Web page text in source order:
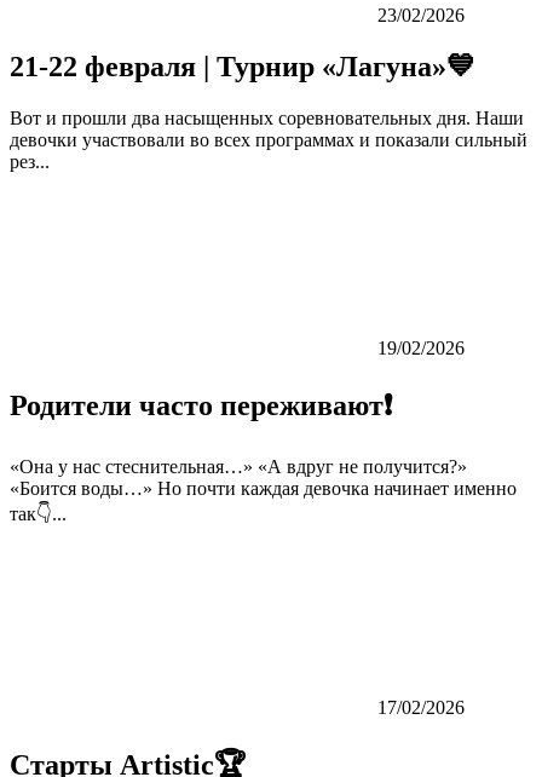
23/02/2026
21-22 февраля | Турнир «Лагуна»💙
Вот и прошли два насыщенных соревновательных дня. Наши
девочки участвовали во всех программах и показали сильный
рез...
19/02/2026
Родители часто переживают❗️
«Она у нас стеснительная…» «А вдруг не получится?»
«Боится воды…» Но почти каждая девочка начинает именно
так👇...
17/02/2026
Старты Artistic🏆